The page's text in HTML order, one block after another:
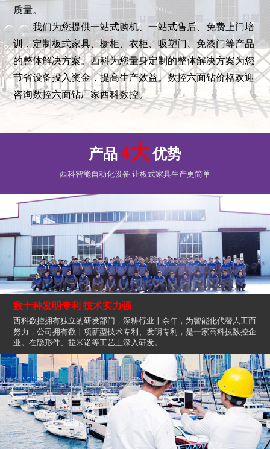
质量。
我们为您提供一站式购机、一站式售后、免费上门培
训，定制板式家具、橱柜、衣柜、吸塑门、免漆门等产品
的整体解决方案。西科为您量身定制的整体解决方案为您
节省设备投入资金，提高生产效益。数控六面钻价格欢迎
咨询数控六面钻厂家西科数控。
产品4大优势
西科智能自动化设备 让板式家具生产更简单
数十种发明专利 技术实力强
西科数控拥有独立的研发部门，深耕行业十余年，为智能化代替人工而
努力，公司拥有数十项新型技术专利、发明专利，是一家高科技数控企
业。在隐形件、拉米诺等工艺上深入研发。